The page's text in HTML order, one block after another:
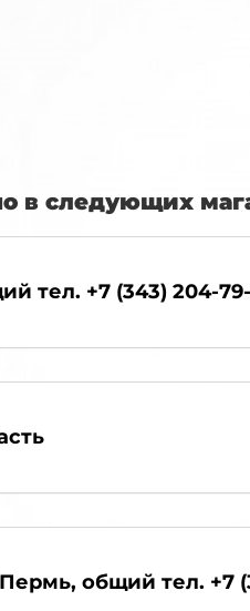
в следующих
тел. +7 (343) 204-
, общий тел. +7